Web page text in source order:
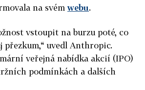
na svémwebu.
vstoupit na burzu poté, co
přezkum,“ uvedl Anthropic.
veřejná nabídka akcií (IPO)
podmínkách a dalších